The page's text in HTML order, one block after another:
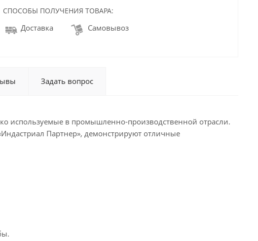
СПОСОБЫ ПОЛУЧЕНИЯ ТОВАРА:
Доставка Самовывоз
Задать вопрос
используемые в промышленно-производственной отрасли.
Партнер», демонстрируют отличные